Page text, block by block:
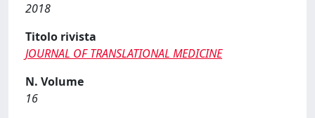
2018
Titolo rivista
JOURNAL OF TRANSLATIONAL MEDICINE
N. Volume
16